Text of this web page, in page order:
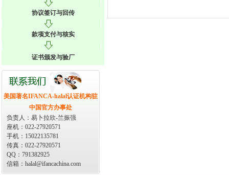
协议签订与回传
款项支付与核实
证书颁发与验厂
美国著名IFANCA-halal认证机构驻
中国官方办事处
负责人：易卜拉欣-兰振强
座机：022-27920571
手机：15022135781
传真：022-27920571
QQ：791382925
信箱：halal@ifancachina.com